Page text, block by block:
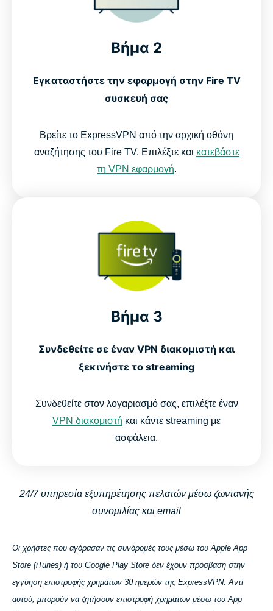
Βήμα 2
Εγκαταστήστε την εφαρμογή στην Fire TV
συσκευή σας
Βρείτε το ExpressVPN από την αρχική οθόνη
αναζήτησης του Fire TV. Επιλέξτε και κατεβάστε
τη VPN εφαρμογή.
Βήμα 3
Συνδεθείτε σε έναν VPN διακομιστή και
ξεκινήστε το streaming
Συνδεθείτε στον λογαριασμό σας, επιλέξτε έναν
VPN διακομιστή και κάντε streaming με
ασφάλεια.
24/7 υπηρεσία εξυπηρέτησης πελατών μέσω ζωντανής
συνομιλίας και email
Οι χρήστες που αγόρασαν τις συνδρομές τους μέσω του Apple App
Store (iTunes) ή του Google Play Store δεν έχουν πρόσβαση στην
εγγύηση επιστροφής χρημάτων 30 ημερών της ExpressVPN. Αντί
αυτού, μπορούν να ζητήσουν επιστροφή χρημάτων μέσω του App